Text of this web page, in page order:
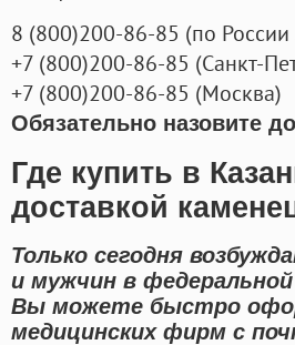
8 (800)200-86-85 (по
+7 (800)200-86-85 (Санкт-
+7 (800)200-86-85 (Москва)
Обязательно назовите
Где купить в
доставкой
Только сегодня
и мужчин в
Вы можете быстро
медицинских фирм с